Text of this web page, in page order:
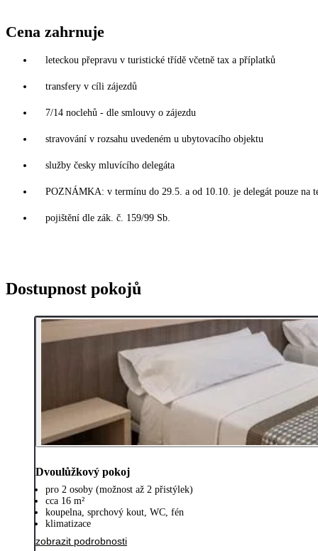
Cena zahrnuje
leteckou přepravu v turistické třídě včetně tax a příplatků
transfery v cíli zájezdů
7/14 noclehů - dle smlouvy o zájezdu
stravování v rozsahu uvedeném u ubytovacího objektu
služby česky mluvícího delegáta
POZNÁMKA: v termínu do 29.5. a od 10.10. je delegát pouze na
pojištění dle zák. č. 159/99 Sb.
Dostupnost pokojů
Dvoulůžkový pokoj
pro 2 osoby (možnost až 2 přistýlek)
cca 16 m²
koupelna, sprchový kout, WC, fén
klimatizace
zobrazit podrobnosti